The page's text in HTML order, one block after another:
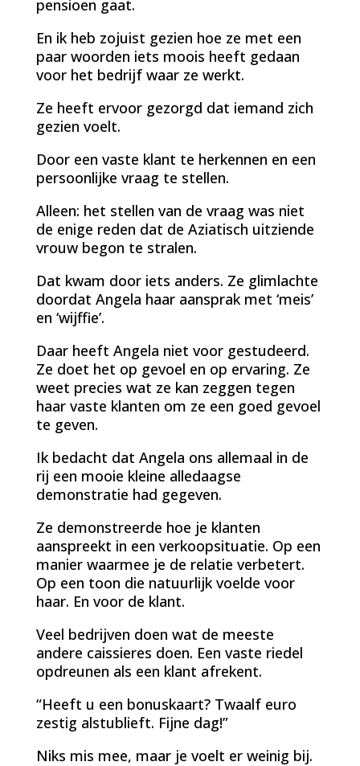
pensioen gaat.
En ik heb zojuist gezien hoe ze met een
paar woorden iets moois heeft gedaan
voor het bedrijf waar ze werkt.
Ze heeft ervoor gezorgd dat iemand zich
gezien voelt.
Door een vaste klant te herkennen en een
persoonlijke vraag te stellen.
Alleen: het stellen van de vraag was niet
de enige reden dat de Aziatisch uitziende
vrouw begon te stralen.
Dat kwam door iets anders. Ze glimlachte
doordat Angela haar aansprak met ‘meis’
en ‘wijffie’.
Daar heeft Angela niet voor gestudeerd.
Ze doet het op gevoel en op ervaring. Ze
weet precies wat ze kan zeggen tegen
haar vaste klanten om ze een goed gevoel
te geven.
Ik bedacht dat Angela ons allemaal in de
rij een mooie kleine alledaagse
demonstratie had gegeven.
Ze demonstreerde hoe je klanten
aanspreekt in een verkoopsituatie. Op een
manier waarmee je de relatie verbetert.
Op een toon die natuurlijk voelde voor
haar. En voor de klant.
Veel bedrijven doen wat de meeste
andere caissieres doen. Een vaste riedel
opdreunen als een klant afrekent.
“Heeft u een bonuskaart? Twaalf euro
zestig alstublieft. Fijne dag!”
Niks mis mee, maar je voelt er weinig bij.